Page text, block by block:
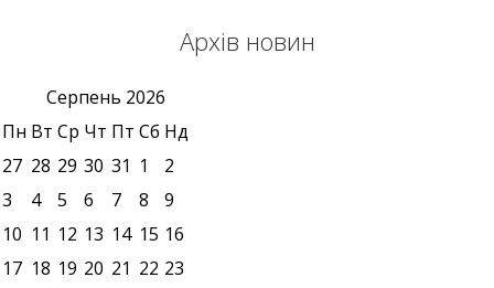
Архів новин
Серпень 2026
Пн Вт Ср Чт Пт Сб Нд
27 28 29 30 31 1
2
3
4 5 6 7 8
9
10 11 12 13 14 15 16
17 18 19 20 21 22 23